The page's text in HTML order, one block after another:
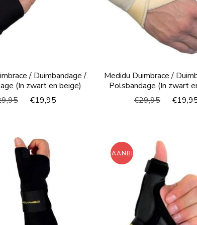
/ Duimbandage /
(In zwart en beige)
Oorspronkelijke
€19,95
Medidu Duimbrace /
Polsbandage (In zwart
€29,95 €
AANBIEDING!